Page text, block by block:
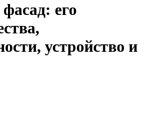
его
устройство и